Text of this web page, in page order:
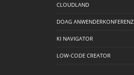
CLOUDLAND
DOAG ANWENDERKONFERENZ
KI NAVIGATOR
LOW-CODE CREATOR